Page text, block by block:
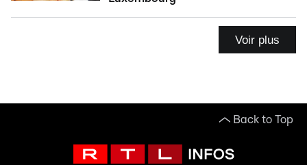
Voir plus
Back to Top